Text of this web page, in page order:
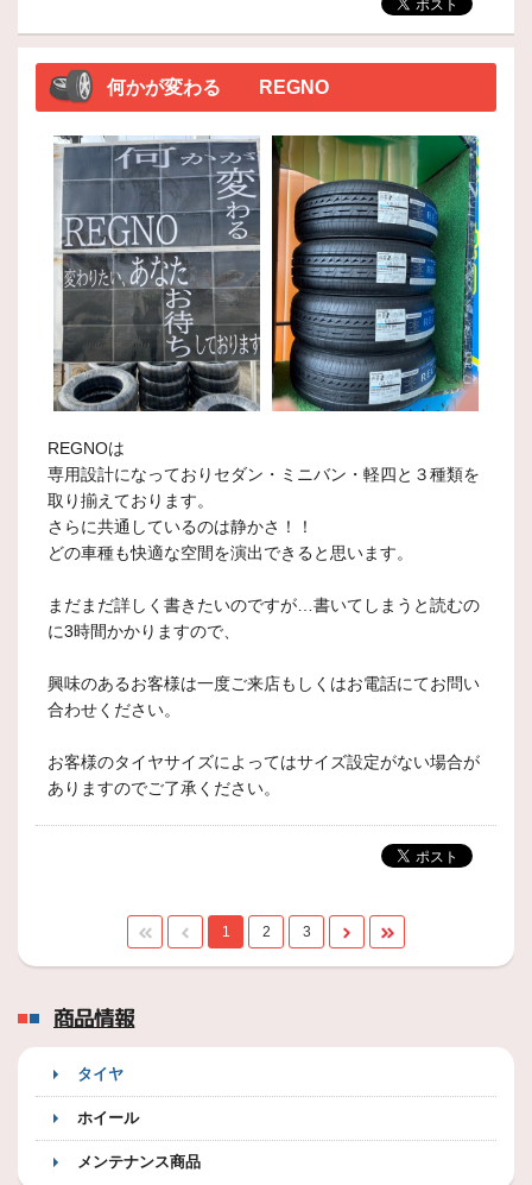
何かが変わる REGNO
REGNOは
専用設計になっておりセダン・ミニバン・軽四と３種類を
取り揃えております。
さらに共通しているのは静かさ！！
どの車種も快適な空間を演出できると思います。
まだまだ詳しく書きたいのですが…書いてしまうと読むの
に3時間かかりますので、
興味のあるお客様は一度ご来店もしくはお電話にてお問い
合わせください。
お客様のタイヤサイズによってはサイズ設定がない場合が
ありますのでご了承ください。
1 2 3
商品情報
タイヤ
ホイール
メンテナンス商品